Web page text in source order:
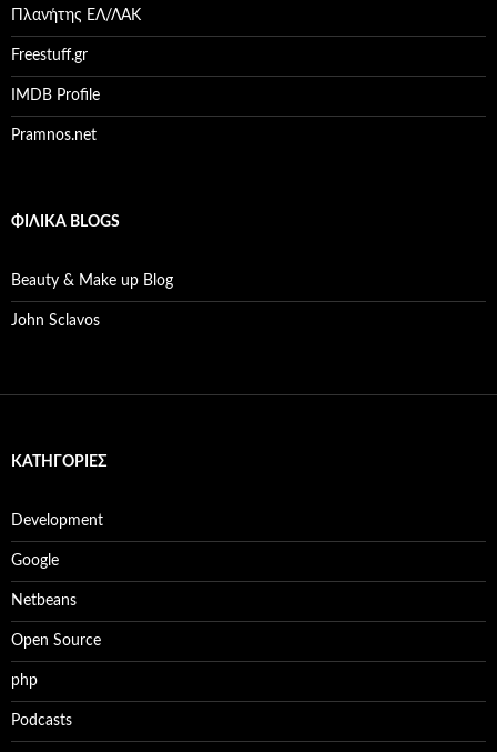
Πλανήτης ΕΛ/ΛΑΚ
Freestuff.gr
IMDB Profile
Pramnos.net
ΦΙΛΙΚΆ BLOGS
Beauty & Make up Blog
John Sclavos
KΑΤΗΓΟΡΊΕΣ
Development
Google
Netbeans
Open Source
php
Podcasts